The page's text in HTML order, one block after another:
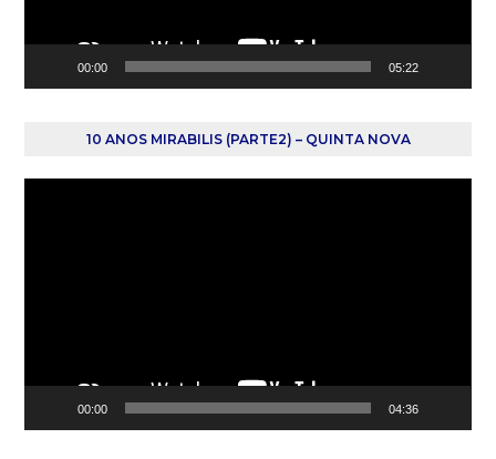
00:00 05:22
10 ANOS MIRABILIS (PARTE2) – QUINTA NOVA
00:00 04:36